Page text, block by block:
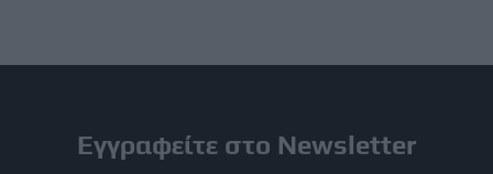
Εγγραφείτε στο Newsletter